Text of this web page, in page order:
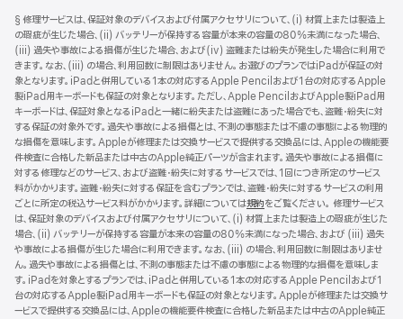
ッ
タ
ー
注
§ 修理サービスは、保証対象のデバイスおよび付属アクセサリについて、(i) 材質上または製造上
の瑕疵が生じた場合、(ii) バッテリーが保持する容量が本来の容量の80%未満になった場合、
(iii) 過失や事故による損傷が生じた場合、および(iv) 盗難または紛失が発生した場合に利用で
きます。なお、(iii) の場合、利用回数に制限はありません。お選びのプランではiPadが保証の対
象となります。iPadと併用している1本の対応するApple Pencilおよび1台の対応するApple
製iPad用キーボードも保証の対象となります。ただし、Apple PencilおよびApple製iPad用
キーボードは、保証対象となるiPadと一緒に紛失または盗難にあった場合でも、盗難・紛失に対
する保証の対象外です。過失や事故による損傷とは、不測の事態または不慮の事態による物理的
な損傷を意味します。Appleが修理または交換サービスで提供する交換品には、Appleの機能要
件検査に合格した新品または中古のApple純正パーツが含まれます。過失や事故による損傷に
対する修理などのサービス、および盗難・紛失に対するサービスでは、1回につき所定のサービス
料がかかります。盗難・紛失に対する保証を含むプランでは、盗難・紛失に対するサービスの利用
ごとに所定の税込サービス料がかかります。詳細については規約（新
規
ウ
イ
ン
ド
ウ
で
をご覧ください。 修理サービス
は、保証対象のデバイスおよび付属アクセサリについて、(i) 材質上または製造上の瑕疵が生じた
場合、(ii) バッテリーが保持する容量が本来の容量の80%未満になった場合、および (iii) 過失
や事故による損傷が生じた場合に利用できます。なお、(iii) の場合、利用回数に制限はありませ
ん。過失や事故による損傷とは、不測の事態または不慮の事態による物理的な損傷を意味しま
す。iPadを対象とするプランでは、iPadと併用している1本の対応するApple Pencilおよび1
台の対応するApple製iPad用キーボードも保証の対象となります。Appleが修理または交換サ
ービスで提供する交換品には、Appleの機能要件検査に合格した新品または中古のApple純正